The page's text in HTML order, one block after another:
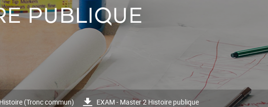
PUBLIQUE
(Tronc commun) EXAM - Master 2 Histoire publique